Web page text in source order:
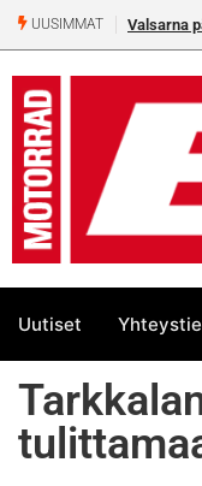
UUSIMMAT Valsarna
Uutiset